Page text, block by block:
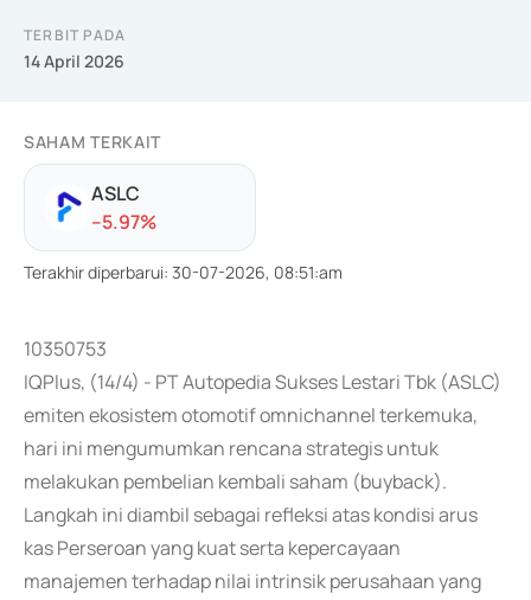
TERBIT PADA
14 April 2026
SAHAM TERKAIT
ASLC
--5.97%
Terakhir diperbarui: 30-07-2026, 08:51:am
10350753
IQPlus, (14/4) - PT Autopedia Sukses Lestari Tbk (ASLC)
emiten ekosistem otomotif omnichannel terkemuka,
hari ini mengumumkan rencana strategis untuk
melakukan pembelian kembali saham (buyback).
Langkah ini diambil sebagai refleksi atas kondisi arus
kas Perseroan yang kuat serta kepercayaan
manajemen terhadap nilai intrinsik perusahaan yang